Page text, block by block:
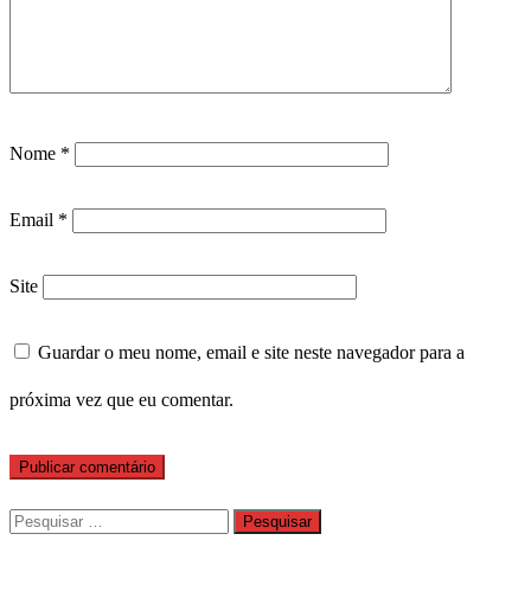
Nome *
Email *
Site
Guardar o meu nome, email e site neste navegador para a
próxima vez que eu comentar.
Pesquisar
por: